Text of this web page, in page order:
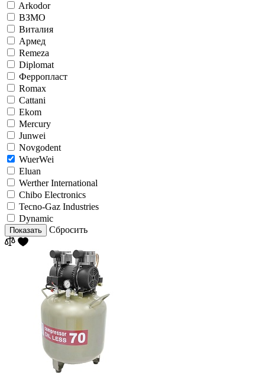
Arkodor
ВЗМО
Виталия
Армед
Remeza
Diplomat
Ферропласт
Romax
Cattani
Ekom
Mercury
Junwei
Novgodent
WuerWei
Eluan
Werther International
Chibo Electronics
Tecno-Gaz Industries
Dynamic
Показать Сбросить